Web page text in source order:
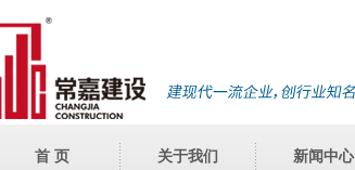
首 页 关于我们 新闻中心